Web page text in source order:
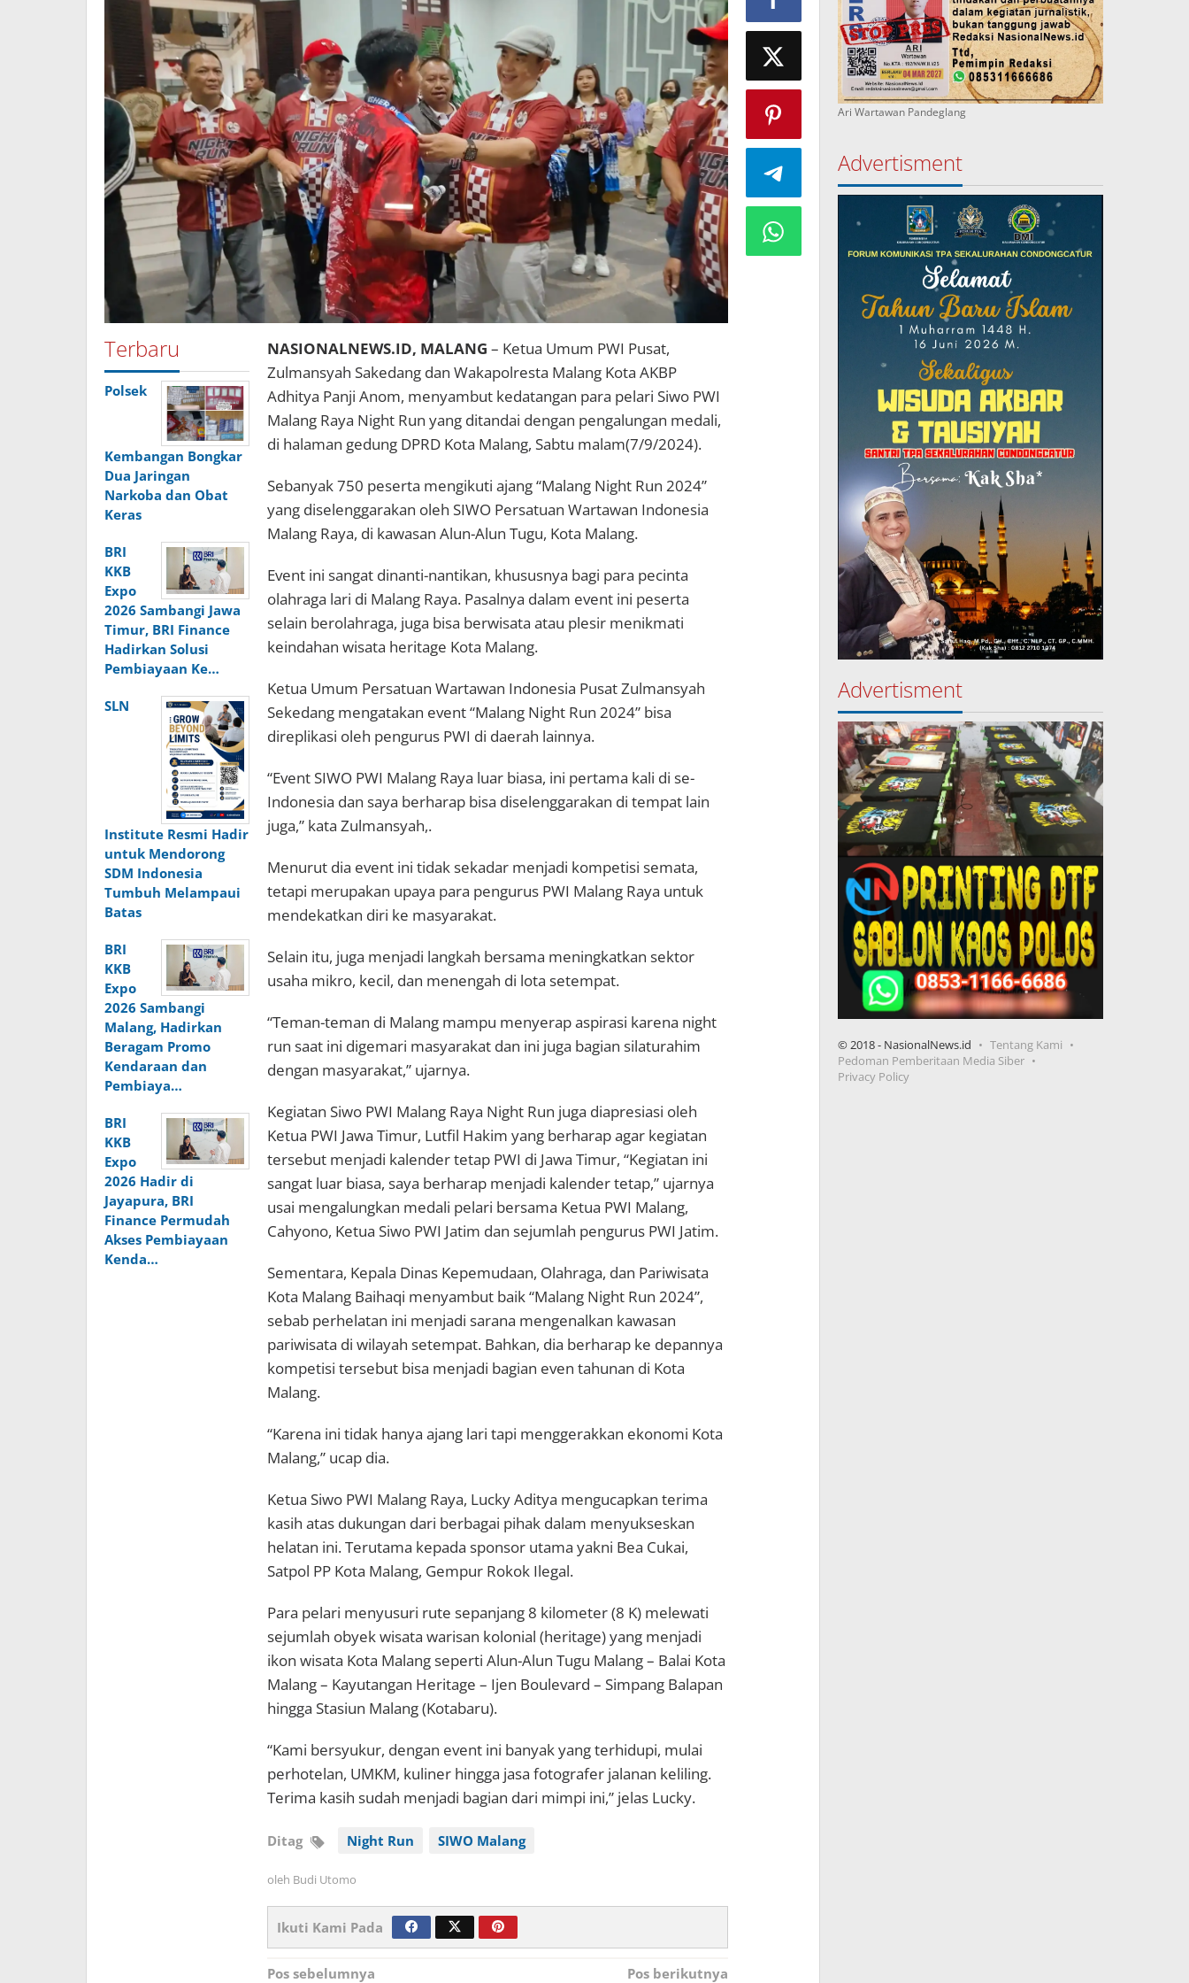
Terbaru
Polsek
Kembangan Bongkar
Dua Jaringan
Narkoba dan Obat
Keras
BRI
KKB
Expo
2026 Sambangi Jawa
Timur, BRI Finance
Hadirkan Solusi
Pembiayaan Ke…
SLN
Institute Resmi Hadir
untuk Mendorong
SDM Indonesia
Tumbuh Melampaui
Batas
BRI
KKB
Expo
2026 Sambangi
Malang, Hadirkan
Beragam Promo
Kendaraan dan
Pembiaya…
BRI
KKB
Expo
2026 Hadir di
Jayapura, BRI
Finance Permudah
Akses Pembiayaan
Kenda…
NASIONALNEWS.ID, MALANG – Ketua Umum PWI Pusat,
Zulmansyah Sakedang dan Wakapolresta Malang Kota AKBP
Adhitya Panji Anom, menyambut kedatangan para pelari Siwo PWI
Malang Raya Night Run yang ditandai dengan pengalungan medali,
di halaman gedung DPRD Kota Malang, Sabtu malam(7/9/2024).
Sebanyak 750 peserta mengikuti ajang “Malang Night Run 2024”
yang diselenggarakan oleh SIWO Persatuan Wartawan Indonesia
Malang Raya, di kawasan Alun-Alun Tugu, Kota Malang.
Event ini sangat dinanti-nantikan, khususnya bagi para pecinta
olahraga lari di Malang Raya. Pasalnya dalam event ini peserta
selain berolahraga, juga bisa berwisata atau plesir menikmati
keindahan wisata heritage Kota Malang.
Ketua Umum Persatuan Wartawan Indonesia Pusat Zulmansyah
Sekedang mengatakan event “Malang Night Run 2024” bisa
direplikasi oleh pengurus PWI di daerah lainnya.
“Event SIWO PWI Malang Raya luar biasa, ini pertama kali di se-
Indonesia dan saya berharap bisa diselenggarakan di tempat lain
juga,” kata Zulmansyah,.
Menurut dia event ini tidak sekadar menjadi kompetisi semata,
tetapi merupakan upaya para pengurus PWI Malang Raya untuk
mendekatkan diri ke masyarakat.
Selain itu, juga menjadi langkah bersama meningkatkan sektor
usaha mikro, kecil, dan menengah di lota setempat.
“Teman-teman di Malang mampu menyerap aspirasi karena night
run saat ini digemari masyarakat dan ini juga bagian silaturahim
dengan masyarakat,” ujarnya.
Kegiatan Siwo PWI Malang Raya Night Run juga diapresiasi oleh
Ketua PWI Jawa Timur, Lutfil Hakim yang berharap agar kegiatan
tersebut menjadi kalender tetap PWI di Jawa Timur, “Kegiatan ini
sangat luar biasa, saya berharap menjadi kalender tetap,” ujarnya
usai mengalungkan medali pelari bersama Ketua PWI Malang,
Cahyono, Ketua Siwo PWI Jatim dan sejumlah pengurus PWI Jatim.
Sementara, Kepala Dinas Kepemudaan, Olahraga, dan Pariwisata
Kota Malang Baihaqi menyambut baik “Malang Night Run 2024”,
sebab perhelatan ini menjadi sarana mengenalkan kawasan
pariwisata di wilayah setempat. Bahkan, dia berharap ke depannya
kompetisi tersebut bisa menjadi bagian even tahunan di Kota
Malang.
“Karena ini tidak hanya ajang lari tapi menggerakkan ekonomi Kota
Malang,” ucap dia.
Ketua Siwo PWI Malang Raya, Lucky Aditya mengucapkan terima
kasih atas dukungan dari berbagai pihak dalam menyukseskan
helatan ini. Terutama kepada sponsor utama yakni Bea Cukai,
Satpol PP Kota Malang, Gempur Rokok Ilegal.
Para pelari menyusuri rute sepanjang 8 kilometer (8 K) melewati
sejumlah obyek wisata warisan kolonial (heritage) yang menjadi
ikon wisata Kota Malang seperti Alun-Alun Tugu Malang – Balai Kota
Malang – Kayutangan Heritage – Ijen Boulevard – Simpang Balapan
hingga Stasiun Malang (Kotabaru).
“Kami bersyukur, dengan event ini banyak yang terhidupi, mulai
perhotelan, UMKM, kuliner hingga jasa fotografer jalanan keliling.
Terima kasih sudah menjadi bagian dari mimpi ini,” jelas Lucky.
Ditag Night Run SIWO Malang
oleh Budi Utomo
Ikuti Kami Pada
Navigasi
Pos sebelumnya Pos berikutnya
Ari Wartawan Pandeglang
Advertisment
Advertisment
© 2018 - NasionalNews.id
Tentang Kami
Pedoman Pemberitaan Media Siber
Privacy Policy